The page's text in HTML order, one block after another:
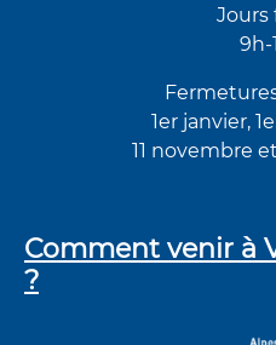
Jours
9h-
1er janvier,
11 novembre
Comment venir à
?